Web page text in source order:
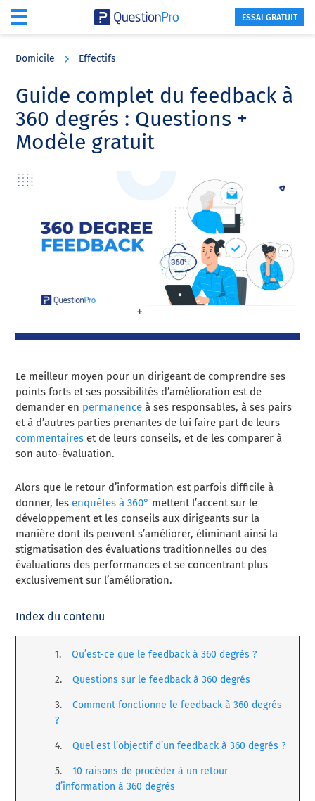
content
sidebar
ESSAI GRATUIT
Domicile Effectifs
Guide complet du feedback à
360 degrés : Questions +
Modèle gratuit
Le meilleur moyen pour un dirigeant de comprendre ses
points forts et ses possibilités d’amélioration est de
demander en permanence à ses responsables, à ses pairs
et à d’autres parties prenantes de lui faire part de leurs
commentaires et de leurs conseils, et de les comparer à
son auto-évaluation.
Alors que le retour d’information est parfois difficile à
donner, les enquêtes à 360° mettent l’accent sur le
développement et les conseils aux dirigeants sur la
manière dont ils peuvent s’améliorer, éliminant ainsi la
stigmatisation des évaluations traditionnelles ou des
évaluations des performances et se concentrant plus
exclusivement sur l’amélioration.
Index du contenu
Qu’est-ce que le feedback à 360 degrés ?
Questions sur le feedback à 360 degrés
Comment fonctionne le feedback à 360 degrés
?
Quel est l’objectif d’un feedback à 360 degrés ?
10 raisons de procéder à un retour
d’information à 360 degrés